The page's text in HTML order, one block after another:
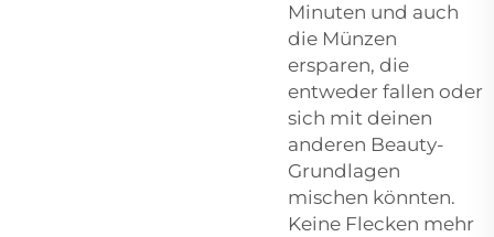
Minuten und auch
die Münzen
ersparen, die
entweder fallen oder
sich mit deinen
anderen Beauty-
Grundlagen
mischen könnten.
Keine Flecken mehr